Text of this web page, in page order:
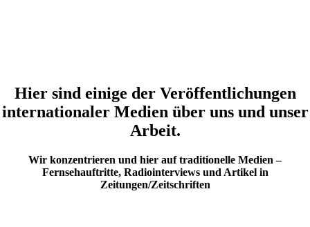
Hier sind einige der Veröffentlichungen
internationaler Medien über uns und unser
Arbeit.
Wir konzentrieren und hier auf traditionelle Medien –
Fernsehauftritte, Radiointerviews und Artikel in
Zeitungen/Zeitschriften